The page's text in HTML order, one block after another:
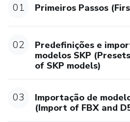
01 Primeiros Passos
02
Predefinições e
modelos SKP
of SKP models)
03
Importação de
(Import of FBX and